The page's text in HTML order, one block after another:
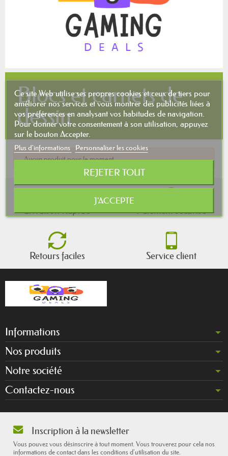
Blocs et carnets de
dessin
Aucun produit pour le moment.
Livraison Rapide Paiement sécurisé
Retours faciles Service client
Informations
Nos produits
Notre société
Contactez-nous
Ce site Web utilise ses propres cookies et ceux de tiers pour
améliorer nos services et vous montrer des publicités liées à
vos préférences en analysant vos habitudes de navigation.
Pour donner votre consentement à son utilisation, appuyez
sur le bouton Accepter.
Plus d'informations Personnaliser les cookies
REJETER TOUT
J'ACCEPTE
Inscription à la newsletter
Vous pouvez vous désinscrire à tout moment. Vous trouverez pour cela nos
informations de contact dans les conditions d'utilisation du site.